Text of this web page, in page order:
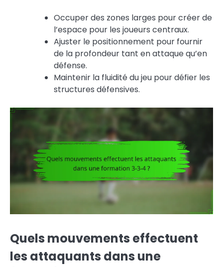
Occuper des zones larges pour créer de
l’espace pour les joueurs centraux.
Ajuster le positionnement pour fournir
de la profondeur tant en attaque qu’en
défense.
Maintenir la fluidité du jeu pour défier les
structures défensives.
Quels mouvements effectuent
les attaquants dans une